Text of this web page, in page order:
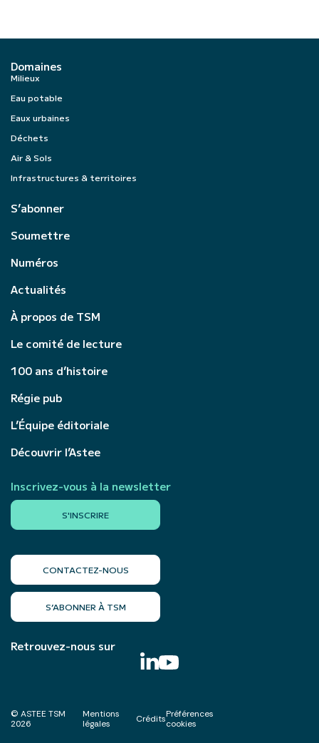
Domaines
Milieux
Eau potable
Eaux urbaines
Déchets
Air & Sols
Infrastructures & territoires
S’abonner
Soumettre
Numéros
Actualités
À propos de TSM
Le comité de lecture
100 ans d’histoire
Régie pub
L’Équipe éditoriale
Découvrir l’Astee
Inscrivez-vous à la newsletter
S'INSCRIRE
CONTACTEZ-NOUS
S’ABONNER À TSM
Retrouvez-nous sur
© ASTEE TSM
2026
Mentions
légales
CréditsPréférences
cookies